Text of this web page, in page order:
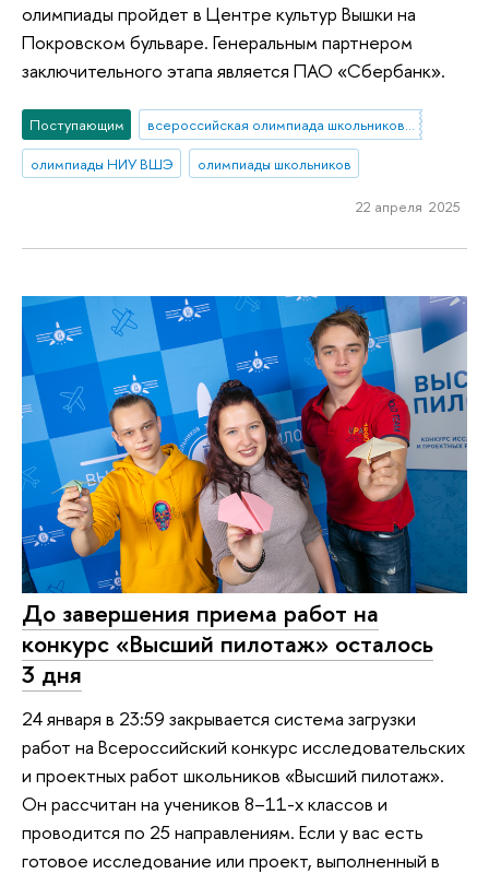
олимпиады пройдет в Центре культур Вышки на
Покровском бульваре. Генеральным партнером
заключительного этапа является ПАО «Сбербанк».
Поступающим
всероссийская олимпиада школьников по экономике
олимпиады НИУ ВШЭ
олимпиады школьников
22 апреля 2025
До завершения приема работ на
конкурс «Высший пилотаж» осталось
3 дня
24 января в 23:59 закрывается система загрузки
работ на Всероссийский конкурс исследовательских
и проектных работ школьников «Высший пилотаж».
Он рассчитан на учеников 8–11-х классов и
проводится по 25 направлениям. Если у вас есть
готовое исследование или проект, выполненный в